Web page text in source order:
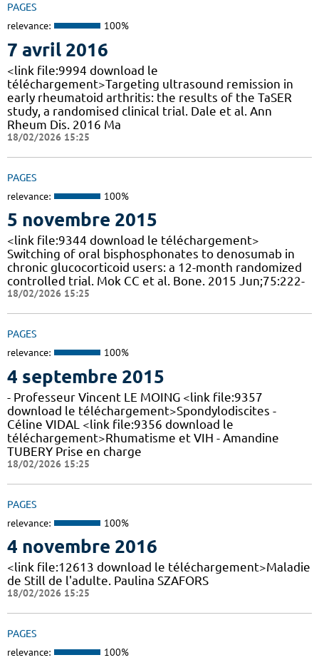
PAGES
relevance: 100%
7 avril 2016
<link file:9994 download le
téléchargement>Targeting ultrasound remission in
early rheumatoid arthritis: the results of the TaSER
study, a randomised clinical trial. Dale et al. Ann
Rheum Dis. 2016 Ma
18/02/2026 15:25
PAGES
relevance: 100%
5 novembre 2015
<link file:9344 download le téléchargement>
Switching of oral bisphosphonates to denosumab in
chronic glucocorticoid users: a 12-month randomized
controlled trial. Mok CC et al. Bone. 2015 Jun;75:222-
18/02/2026 15:25
PAGES
relevance: 100%
4 septembre 2015
- Professeur Vincent LE MOING <link file:9357
download le téléchargement>Spondylodiscites -
Céline VIDAL <link file:9356 download le
téléchargement>Rhumatisme et VIH - Amandine
TUBERY Prise en charge
18/02/2026 15:25
PAGES
relevance: 100%
4 novembre 2016
<link file:12613 download le téléchargement>Maladie
de Still de l'adulte. Paulina SZAFORS
18/02/2026 15:25
PAGES
relevance: 100%